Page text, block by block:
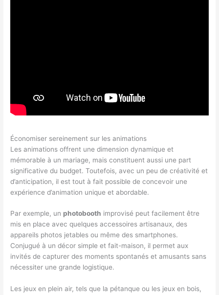
Économiser sereinement sur les animations
Les animations offrent une dimension dynamique et
mémorable à un mariage, mais constituent aussi une part
significative du budget. Toutefois, avec un peu de créativité et
d’anticipation, il est tout à fait possible de concevoir une
expérience d’animation unique et abordable.
Par exemple, un photobooth improvisé peut facilement être
mis en place avec quelques accessoires artisanaux, des
appareils photos jetables ou même des smartphones.
Conjugué à un décor simple et fait-maison, il permet aux
invités de capturer des moments spontanés et amusants sans
nécessiter une grande logistique.
Les jeux en plein air, tels que la pétanque ou les jeux en bois,